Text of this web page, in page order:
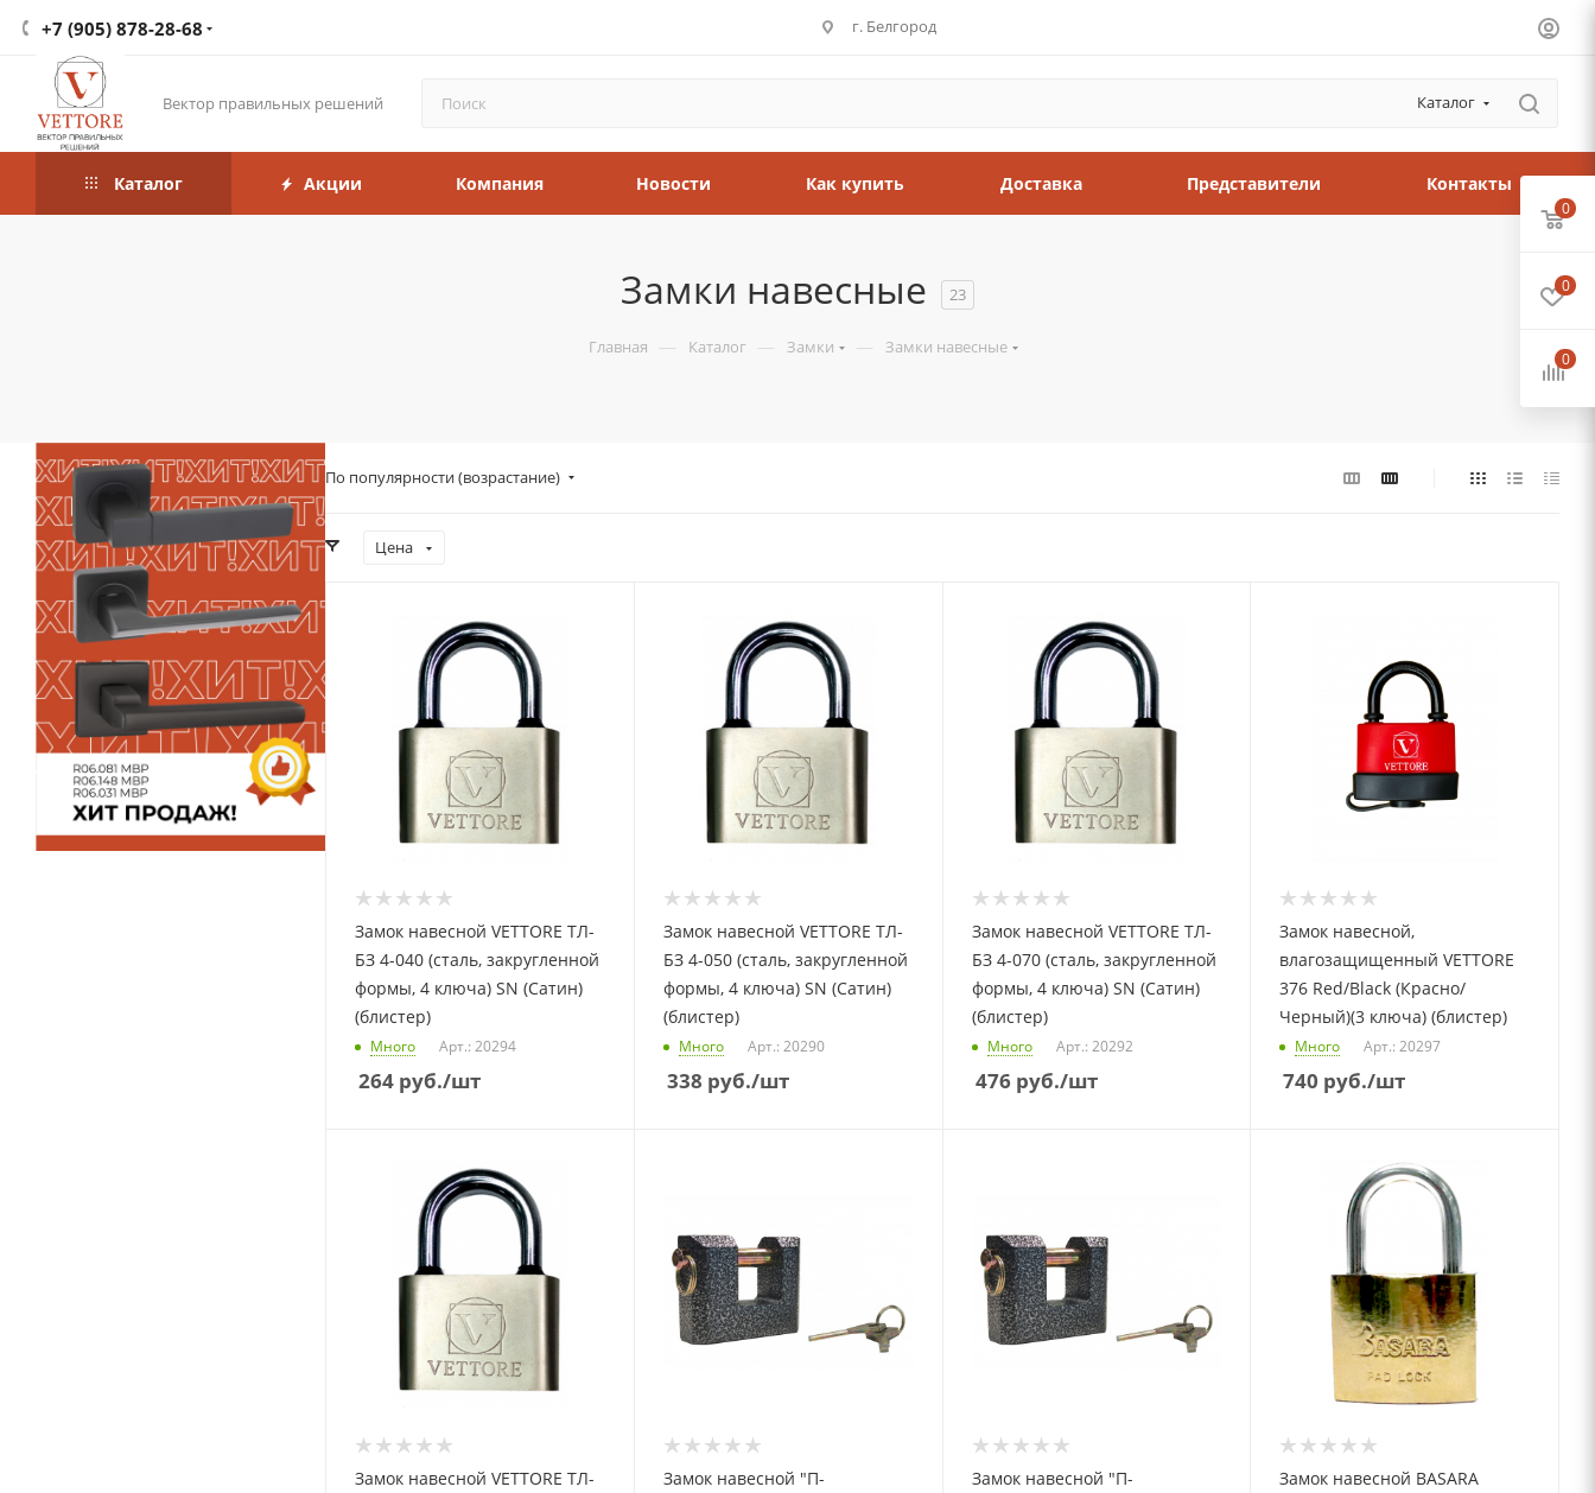
+7 (905) 878-28-68 г. Белгород
Вектор правильных решений Каталог
Каталог Акции Компания Новости Как купить Доставка Представители Контакты
Замки навесные 23
Главная — Каталог — Замки — Замки навесные
По популярности (возрастание)
Цена
Замок навесной VETTORE ТЛ-
БЗ 4-040 (сталь, закругленной
формы, 4 ключа) SN (Сатин)
(блистер)
Много Арт.: 20294
264 руб./шт
Замок навесной VETTORE ТЛ-
БЗ 4-050 (сталь, закругленной
формы, 4 ключа) SN (Сатин)
(блистер)
Много Арт.: 20290
338 руб./шт
Замок навесной VETTORE ТЛ-
БЗ 4-070 (сталь, закругленной
формы, 4 ключа) SN (Сатин)
(блистер)
Много Арт.: 20292
476 руб./шт
Замок навесной,
влагозащищенный VETTORE
376 Red/Black (Красно/
Черный)(3 ключа) (блистер)
Много Арт.: 20297
740 руб./шт
Замок навесной VETTORE ТЛ-
Замок навесной "П-
Замок навесной "П-
Замок навесной BASARA
0
0
0